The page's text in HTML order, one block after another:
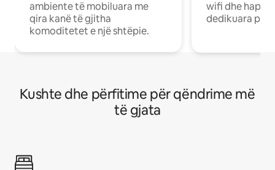
ambiente të mobiluara me
qira kanë të gjitha
komoditetet e një shtëpie.
wifi dhe
dedikuara
Kushte dhe përfitime për qëndrime më
të gjata